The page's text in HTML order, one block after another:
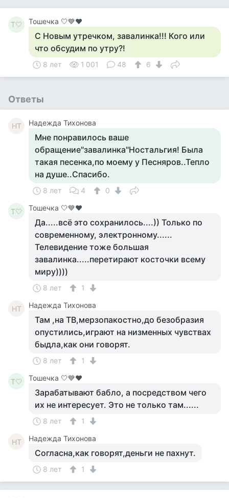
Т🤍 Тошечка 🤍💙♥️
С Новым утречком, завалинка!!! Кого или
что обсудим по утру?!
8 лет 1 001 48 6
Ответы
НТ Надежда Тихонова
Мне понравилось ваше
обращение"завалинка"Ностальгия! Была
такая песенка,по моему у Песняров..Тепло
на душе..Спасибо.
8 лет 4 0
Т🤍 Тошечка 🤍💙♥️
Да.....всё это сохранилось....)) Только по
современному, электронному......
Телевидение тоже большая
завалинка.....перетирают косточки всему
миру))))
8 лет 1
НТ Надежда Тихонова
Там ,на ТВ,мерзопакостно,до безобразия
опустились,играют на низменных чувствах
быдла,как они говорят.
8 лет 1
Т🤍 Тошечка 🤍💙♥️
Зарабатывают бабло, а посредством чего
их не интересует. Это не только там......
8 лет 1
НТ Надежда Тихонова
Согласна,как говорят,деньги не пахнут.
8 лет 1